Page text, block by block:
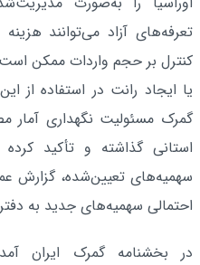
تعرفه‌های آزاد می‌توانند
کنترل بر حجم واردات ممکن است
یا ایجاد رانت در استفاده از
گمرک مسئولیت نگهداری آمار
استانی گذاشته و تأکید
سهمیه‌های تعیین‌شده، گزارش
احتمالی سهمیه‌های جدید به
در بخشنامه گمرک ایران